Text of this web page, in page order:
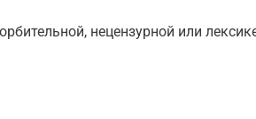
нецензурной или